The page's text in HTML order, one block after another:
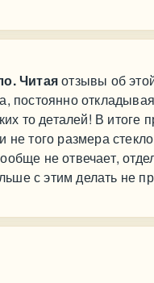
Читаяотзывы об
постоянно
то деталей! В итоге
не того размера
не отвечает,
с этим делать не